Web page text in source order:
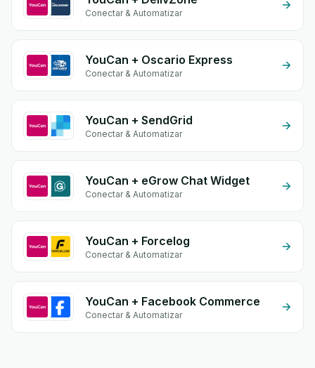
Conectar & Automatizar
YouCan + Oscario Express
Conectar & Automatizar
YouCan + SendGrid
Conectar & Automatizar
YouCan + eGrow Chat Widget
Conectar & Automatizar
YouCan + Forcelog
Conectar & Automatizar
YouCan + Facebook Commerce
Conectar & Automatizar